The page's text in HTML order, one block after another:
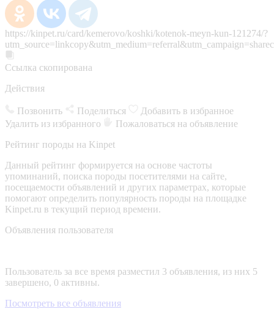
https://kinpet.ru/card/kemerovo/koshki/kotenok-meyn-kun-121274/?
Ссылка скопирована
Действия
Позвонить Поделиться
Добавить в избранное
Удалить из избранного
Пожаловаться на объявление
Рейтинг породы на Kinpet
Данный рейтинг формируется на основе частоты
упоминаний, поиска породы посетителями на сайте,
посещаемости объявлений и других параметрах, которые
помогают определить популярность породы на площадке
Kinpet.ru в текущий период времени.
Объявления пользователя
Пользователь за все время разместил 3 объявления, из них 5
завершено, 0 активны.
Посмотреть все объявления